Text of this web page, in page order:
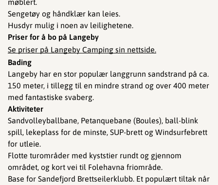
møblert.
Sengetøy og håndklær kan leies.
Husdyr mulig i noen av leilighetene.
Priser for å bo på Langeby
Se priser på Langeby Camping sin nettside.
Bading
Langeby har en stor populær langgrunn sandstrand på ca.
150 meter, i tillegg til en mindre strand og over 400 meter
med fantastiske svaberg.
Aktiviteter
Sandvolleyballbane, Petanquebane (Boules), ball-blink
spill, lekeplass for de minste, SUP-brett og Windsurfebrett
for utleie.
Flotte turområder med kyststier rundt og gjennom
området, og kort vei til Folehavna friområde.
Base for Sandefjord Brettseilerklubb. Et populært tiltak når